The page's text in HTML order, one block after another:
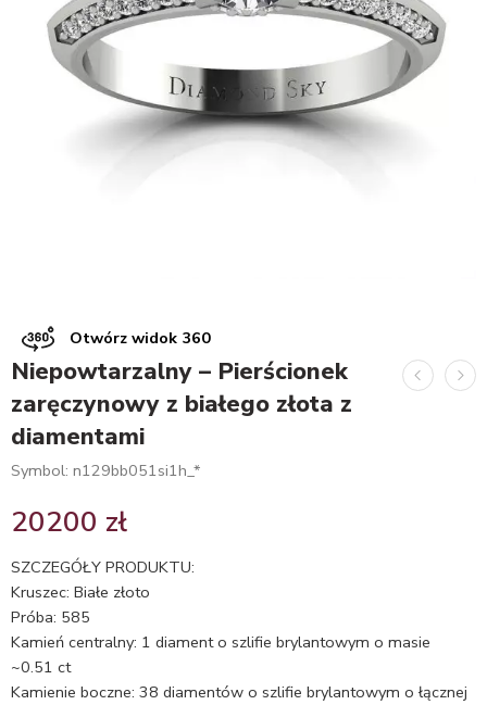
Otwórz widok 360
Niepowtarzalny – Pierścionek
zaręczynowy z białego złota z
diamentami
Symbol: n129bb051si1h_*
20200 zł
SZCZEGÓŁY PRODUKTU:
Kruszec: Białe złoto
Próba: 585
Kamień centralny: 1 diament o szlifie brylantowym o masie
~0.51 ct
Kamienie boczne: 38 diamentów o szlifie brylantowym o łącznej